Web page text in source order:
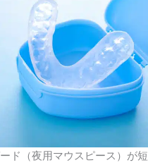
ド（夜用マウスピース）が